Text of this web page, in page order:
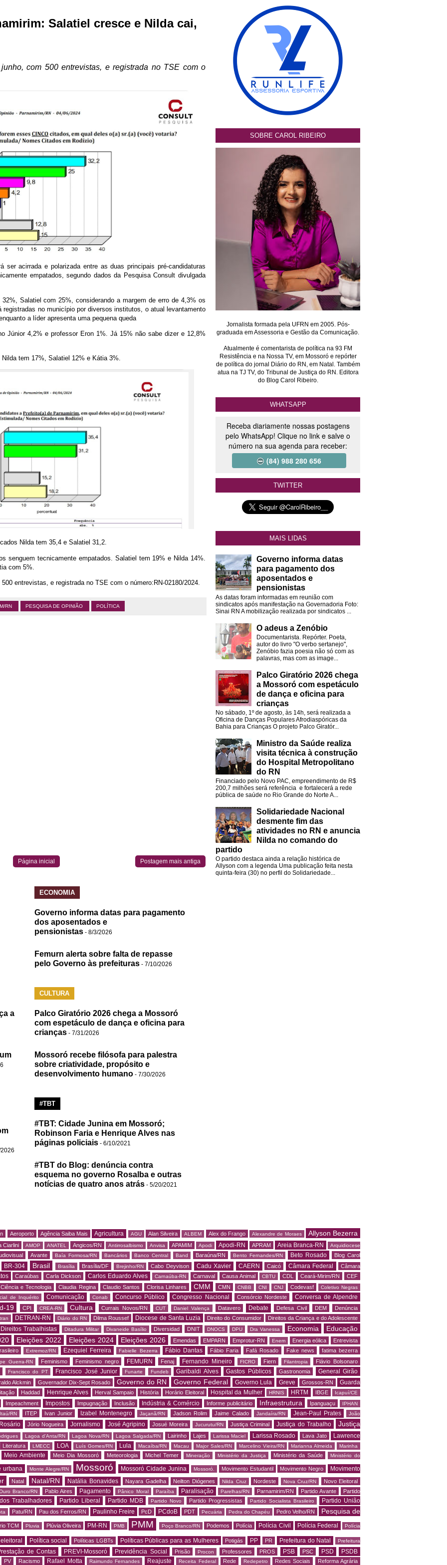
Salatiel cresce e Nilda cai,
com 500 entrevistas, e registrada no TSE com o
ser acirrada e polarizada entre as duas principais pré-candidaturas
empatados, segundo dados da Pesquisa Consult divulgada
Salatiel com 25%, considerando a margem de erro de 4,3% os
no município por diversos institutos, o atual levantamento
a líder apresenta uma pequena queda
Júnior 4,2% e professor Eron 1%. Já 15% não sabe dizer e 12,8%
tem 17%, Salatiel 12% e Kátia 3%.
Nilda tem 35,4 e Salatiel 31,2.
senguem tecnicamente empatados. Salatiel tem 19% e Nilda 14%.
com 5%.
entrevistas, e registrada no TSE com o número:RN-02180/2024.
RN PESQUISA DE OPINIÃO POLÍTICA
Postagem mais antiga
Página inicial
ECONOMIA
Governo informa datas para pagamento
dos aposentados e
pensionistas - 8/3/2026
Femurn alerta sobre falta de repasse
pelo Governo às prefeituras - 7/10/2026
a
CULTURA
Palco Giratório 2026 chega a Mossoró
com espetáculo de dança e oficina para
crianças - 7/31/2026
Mossoró recebe filósofa para palestra
sobre criatividade, propósito e
desenvolvimento humano - 7/30/2026
#TBT
#TBT: Cidade Junina em Mossoró;
Robinson Faria e Henrique Alves nas
páginas policiais - 6/10/2021
#TBT do Blog: denúncia contra
esquema no governo Rosalba e outras
notícias de quatro anos atrás - 5/20/2021
SOBRE CAROL RIBEIRO
Jornalista formada pela UFRN em 2005. Pós-
graduada em Assessoria e Gestão da Comunicação.
Atualmente é comentarista de política na 93 FM
Resistência e na Nossa TV, em Mossoró e repórter
de política do jornal Diário do RN, em Natal. Também
atua na TJ TV, do Tribunal de Justiça do RN. Editora
do Blog Carol Ribeiro.
WHATSAPP
Receba diariamente nossas postagens
pelo WhatsApp! Clique no link e salve o
número na sua agenda para receber:
(84) 988 280 656
TWITTER
MAIS LIDAS
Governo informa datas
para pagamento dos
aposentados e
pensionistas
As datas foram informadas em reunião com
sindicatos após manifestação na Governadoria Foto:
Sinai RN A mobilização realizada por sindicatos ...
O adeus a Zenóbio
Documentarista. Repórter. Poeta,
autor do livro "O verbo sertanejo",
Zenóbio fazia poesia não só com as
palavras, mas com as image...
Palco Giratório 2026 chega
a Mossoró com espetáculo
de dança e oficina para
crianças
No sábado, 1º de agosto, às 14h, será realizada a
Oficina de Danças Populares Afrodiaspóricas da
Bahia para Crianças O projeto Palco Giratór...
Ministro da Saúde realiza
visita técnica à construção
do Hospital Metropolitano
do RN
Financiado pelo Novo PAC, empreendimento de R$
200,7 milhões será referência e fortalecerá a rede
pública de saúde no Rio Grande do Norte A...
Solidariedade Nacional
desmente fim das
atividades no RN e anuncia
Nilda no comando do
partido
O partido destaca ainda a relação histórica de
Allyson com a legenda Uma publicação feita nesta
quinta-feira (30) no perfil do Solidariedade...
Aeroporto Agência Saiba Mais Agricultura AGU Alan Silveira ALBEM Alex do Frango Alexandre de Moraes
Allyson Bezerra
Ciarlini AMOP ANATEL Angicos/RN Antirrosalbismo Anvisa APAMIM Apodi Apodi-RN APRAM Areia Branca-RN
Arquidiocese
Avante Baía Formosa/RN Bancários Banco Central Band Baraúna/RN Bento Fernandes/RN Beto Rosado
Blog Carol
BR-304 Brasil Brasília Brasília/DF Brejinho/RN Cabo Deyvison Cadu Xavier CAERN Caicó Câmara Federal
Câmara
Caraúbas Carla Dickson Carlos Eduardo Alves Carnaúba-RN Carnaval Causa Animal CBTU CDL Ceará-Mirim/RN CEF
Ciência e Tecnologia Claudia Regina Claudio Santos Clorisa Linhares CMM CMN CNBB CNI CNJ Codevasf Coletivo Negras
de Inquérito Comunicação Conab Concurso Público Congresso Nacional Consórcio Nordeste Conversa de Alpendre
19 CPI CREA-RN Cultura Currais Novos/RN CUT Daniel Valença Datavero Debate Defesa Civil DEM Denúncia
DETRAN-RN Diário do RN Dilma Roussef Diocese de Santa Luzia Direito do Consumidor Direitos da Criança e do Adolescente
Direitos Trabalhistas Ditadura Militar Divaneide Basílio Diversidad DNIT DNOCS DPU Dra Vanessa Economia Educação
Eleições 2022 Eleições 2024 Eleições 2026 Emendas EMPARN Emprotur-RN Enem Energia eólica Entrevista
Extremoz/RN Ezequiel Ferreira Fabielle Bezerra Fábio Dantas Fábio Faria Fafá Rosado Fake news fatima bezerra
Guerra-RN Feminismo Feminismo negro FEMURN Fenaj Fernando Mineiro FICRO Fiern Filantropia Flávio Bolsonaro
Francisco do PT Francisco José Junior Funarte Fundeb Garibaldi Alves Gastos Públicos Gastronomia General Girão
Alckmin Governador Dix-Sept Rosado Governo do RN Governo Federal Governo Lula Greve Grossos-RN
Guarda
Haddad Henrique Alves Herval Sampaio História Horário Eleitoral Hospital da Mulher HRNIS HRTM IBGE Icapuí/CE
Impeachment Impostos Impugnação Inclusão Indústria & Comércio Informe publicitário Infraestrutura Ipanguaçu IPHAN
Itaú/RN ITEP Ivan Junior Izabel Montenegro Jaçanã/RN Jadson Rolim Jaime Calado Jandaíra/RN Jean-Paul Prates
João
Jório Nogueira Jornalismo José Agripino Josué Moreira Jucurutu/RN Justiça Criminal Justiça do Trabalho
Justiça
Lagoa d'Anta/RN Lagoa Nova/RN Lagoa Salgada/RN Lairinho Lajes Larissa Maciel Larissa Rosado Lava Jato
Lawrence
Literatura LMECC LOA Luís Gomes/RN Lula Macaíba/RN Macau Major Sales/RN Marcelino Vieira/RN Marianna Almeida Marinha
Meio Ambiente Meio Dia Mossoró Meteorologia Michel Temer Mineração Ministério da Justiça Ministério da Saúde Ministério do
urbana Monte Alegre/RN Mossoró Mossoró Cidade Junina Mossoró. Movimento Estudantil Movimento Negro
Movimento
Natal Natal/RN Natália Bonavides Nayara Gadelha Neilton Diógenes Nilda Cruz Nordeste Nova Cruz/RN Novo Eleitoral
Branco/RN Pablo Aires Pagamento Pânico Moral Paraíba Paralisação Parelhas/RN Parnamirim/RN Partido Avante
Partido
Trabalhadores Partido Liberal Partido MDB Partido Novo Partido Progressistas Partido Socialista Brasileiro
Partido União
Patu/RN Pau dos Ferros/RN Paulinho Freire PcD PCdoB PDT Pecuária Pedra do Chapéu Pedro Velho/RN
Pesquisa de
TCM Pluvia Plúvia Oliveira PM-RN PMB PMM Poço Branco/RN Podemos Polícia Polícia Civil Polícia Federal Polícia
Política social Políticas LGBTs Políticas Públicas para as Mulheres Potigás PP PR Prefeitura do Natal
Prefeitura
de Contas PREVI-Mossoró Previdência Social Prisão Procon Professores PROS PSB PSC PSD PSDB
PV Racismo Rafael Motta Raimundo Fernandes Reajuste Receita Federal Rede Redepetro Redes Sociais Reforma Agrária